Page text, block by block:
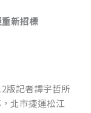
新招標
版記者譚宇哲所
北市捷運松江